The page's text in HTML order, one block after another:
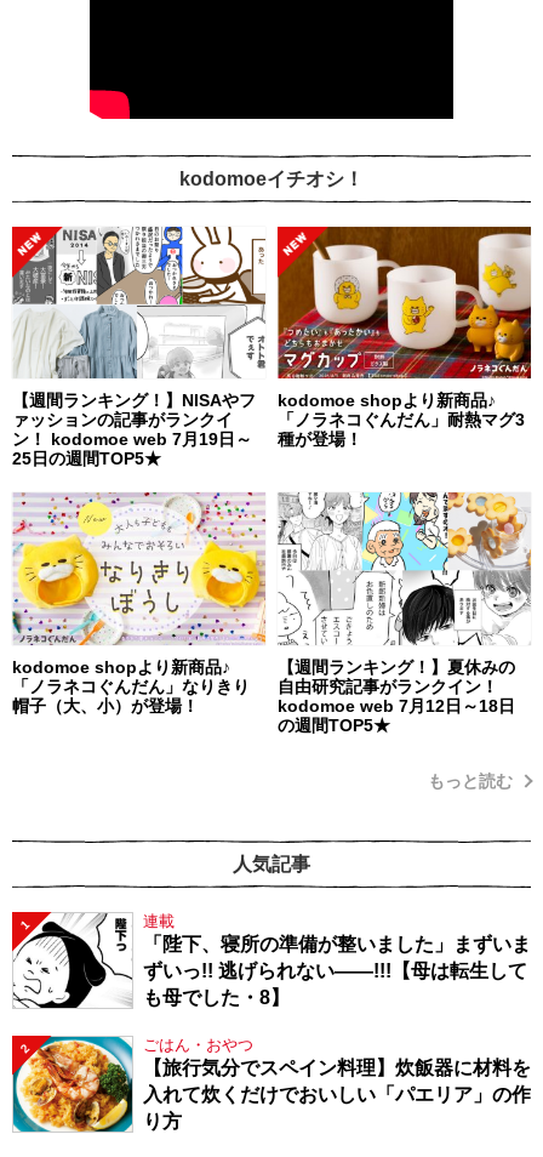
kodomoeイチオシ！
【週間ランキング！】NISAやフ
ァッションの記事がランクイ
ン！ kodomoe web 7月19日～
25日の週間TOP5★
kodomoe shopより新商品♪
「ノラネコぐんだん」耐熱マグ3
種が登場！
kodomoe shopより新商品♪
「ノラネコぐんだん」なりきり
帽子（大、小）が登場！
【週間ランキング！】夏休みの
自由研究記事がランクイン！
kodomoe web 7月12日～18日
の週間TOP5★
もっと読む
人気記事
1 連載
「陛下、寝所の準備が整いました」まずいま
ずいっ!! 逃げられない――!!!【母は転生して
も母でした・8】
2 ごはん・おやつ
【旅行気分でスペイン料理】炊飯器に材料を
入れて炊くだけでおいしい「パエリア」の作
り方